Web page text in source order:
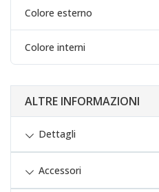
Colore esterno
Colore interni
ALTRE INFORMAZIONI
Dettagli
Accessori